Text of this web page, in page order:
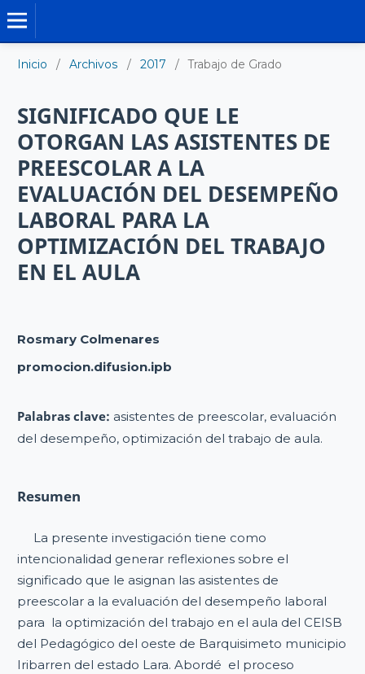
Inicio / Archivos / 2017 / Trabajo de Grado
SIGNIFICADO QUE LE
OTORGAN LAS ASISTENTES DE
PREESCOLAR A LA
EVALUACIÓN DEL DESEMPEÑO
LABORAL PARA LA
OPTIMIZACIÓN DEL TRABAJO
EN EL AULA
Rosmary Colmenares
promocion.difusion.ipb
Palabras clave: asistentes de preescolar, evaluación
del desempeño, optimización del trabajo de aula.
Resumen
La presente investigación tiene como
intencionalidad generar reflexiones sobre el
significado que le asignan las asistentes de
preescolar a la evaluación del desempeño laboral
para la optimización del trabajo en el aula del CEISB
del Pedagógico del oeste de Barquisimeto municipio
Iribarren del estado Lara. Abordé el proceso